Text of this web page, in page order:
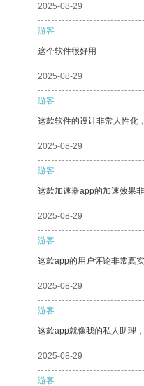
2025-08-29
游客
这个软件很好用
2025-08-29
游客
这款软件的设计非常人性化
2025-08-29
游客
这款加速器app的加速效果
2025-08-29
游客
这款app的用户评论非常真
2025-08-29
游客
这款app就像我的私人助理
2025-08-29
游客